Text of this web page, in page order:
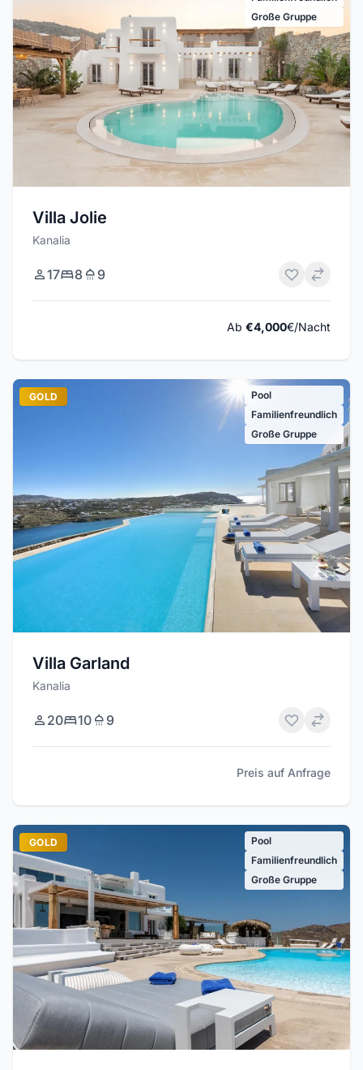
Große Gruppe
Villa Jolie
Kanalia
17 8 9
Ab €4,000€/Nacht
GOLD
Pool
Familienfreundlich
Große Gruppe
Villa Garland
Kanalia
20 10 9
Preis auf Anfrage
GOLD
Pool
Familienfreundlich
Große Gruppe